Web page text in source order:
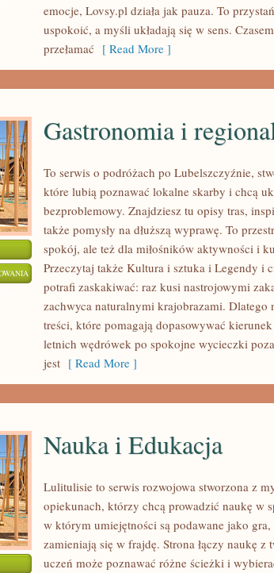
emocje, Lovsy.pl działa jak pauza. To
uspokoić, a myśli układają się w sens.
przełamać [ Read More ]
GASTRONOMIA
REGIONALNE
SMAKI
Gastronomia i
To serwis o podróżach po Lubelszczyźnie,
które lubią poznawać lokalne skarby i chcą
bezproblemowy. Znajdziesz tu opisy tras,
także pomysły na dłuższą wyprawę. To
spokój, ale też dla miłośników aktywności i
Przeczytaj także Kultura i sztuka i Legendy i
potrafi zaskakiwać: raz kusi nastrojowymi
zachwyca naturalnymi krajobrazami. Dlatego
treści, które pomagają dopasowywać
letnich wędrówek po spokojne wycieczki
jest [ Read More ]
Nauka i Edukacja
Lulitulisie to serwis rozwojowa stworzona z
opiekunach, którzy chcą prowadzić naukę w
w którym umiejętności są podawane jako
zamieniają się w frajdę. Strona łączy naukę z
uczeń może poznawać różne ścieżki i